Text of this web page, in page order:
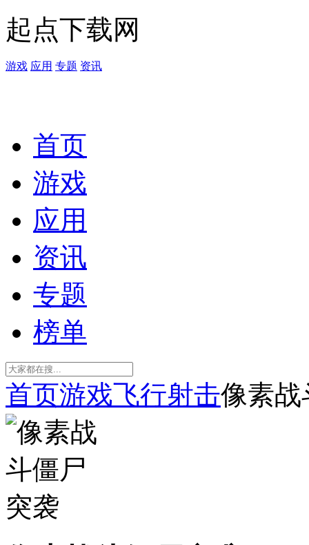
起点下载网
游戏 应用 专题 资讯
首页
游戏
应用
资讯
专题
榜单
首页游戏飞行射击像素战